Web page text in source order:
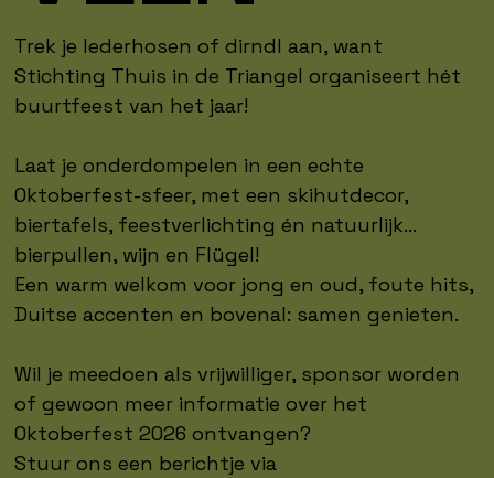
Trek je lederhosen of dirndl aan, want
Stichting Thuis in de Triangel organiseert hét
buurtfeest van het jaar!
Laat je onderdompelen in een echte
Oktoberfest-sfeer, met een skihutdecor,
biertafels, feestverlichting én natuurlijk…
bierpullen, wijn en Flügel!
Een warm welkom voor jong en oud, foute hits,
Duitse accenten en bovenal: samen genieten.
Wil je meedoen als vrijwilliger, sponsor worden
of gewoon meer informatie over het
Oktoberfest 2026 ontvangen?
Stuur ons een berichtje via